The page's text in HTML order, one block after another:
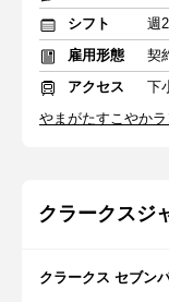
シフト
週
雇用形態
契
アクセス
下
やまがたすこやか
クラークスジ
クラークス セブン